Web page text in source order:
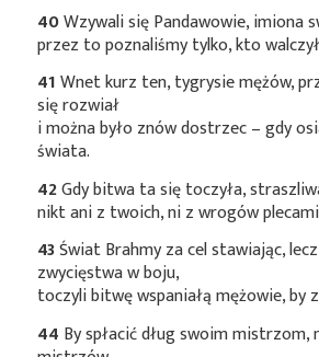
40Wzywali się Pandawowie, imiona
przez to poznaliśmy tylko, kto
41Wnet kurz ten, tygrysie mężów,
się rozwiał
i można było znów dostrzec – gdy
świata.
42Gdy bitwa ta się toczyła,
nikt ani z twoich, ni z wrogów
43Świat Brahmy za cel stawiając,
zwycięstwa w boju,
toczyli bitwę wspaniałą mężowie, by
44 By spłacić dług swoim mistrzom,